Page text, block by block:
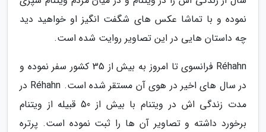
نموده و با تماشا عکس های شگفت انگیز او خواهید دید
چه داستان هایی در این تصاویر روایت شده است.
Réhahn فرانسوی تا امروز به بیش از 35 کشور سفر نموده و
در سال های اخیر در هوی آن مستقر شده است. Réhahn در
مدت زندگی اش در ویتنام با بیش از 50 قبیله از ویتنام
برخورد داشته و تصاویر آن ها را ثبت نموده است. پرتره